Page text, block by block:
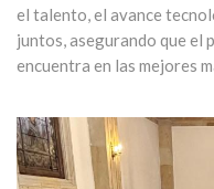
el talento, el avance
juntos, asegurando que el
encuentra en las mejores